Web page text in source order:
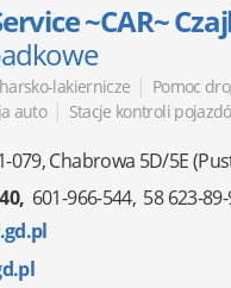
~CAR~
lakiernicze | Pomoc
auto | Stacje kontroli
079,Chabrowa 5D/5E
601-966-544 58 623-